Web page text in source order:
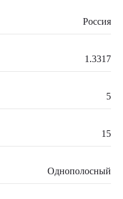
Россия
1.3317
5
15
Однополосный